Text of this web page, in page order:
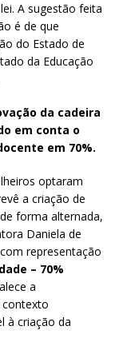
A sugestão feita
é de que
do Estado de
da Educação
da cadeira
em conta o
em 70%.
optaram
a criação de
forma alternada,
Daniela de
representação
– 70%
a
contexto
à criação da